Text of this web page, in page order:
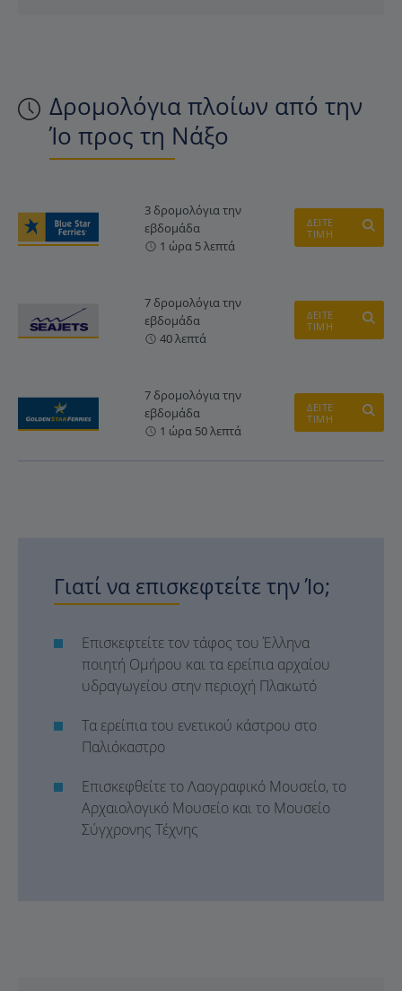
Δρομολόγια πλοίων από την
Ίο προς τη Νάξο
3 δρομολόγια την
εβδομάδα
1 ώρα 5 λεπτά
ΔΕΙΤΕ
ΤΙΜΗ
7 δρομολόγια την
εβδομάδα
40 λεπτά
ΔΕΙΤΕ
ΤΙΜΗ
7 δρομολόγια την
εβδομάδα
1 ώρα 50 λεπτά
ΔΕΙΤΕ
ΤΙΜΗ
Γιατί να επισκεφτείτε την Ίο;
Επισκεφτείτε τον τάφος του Έλληνα
ποιητή Ομήρου και τα ερείπια αρχαίου
υδραγωγείου στην περιοχή Πλακωτό
Τα ερείπια του ενετικού κάστρου στο
Παλιόκαστρο
Επισκεφθείτε το Λαογραφικό Μουσείο, το
Αρχαιολογικό Μουσείο και το Μουσείο
Σύγχρονης Τέχνης